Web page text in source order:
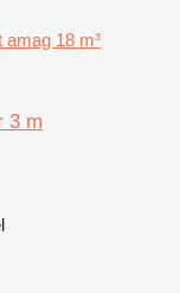
amag 18 m³
3 m